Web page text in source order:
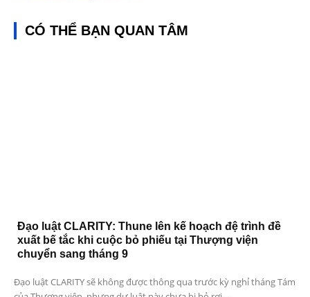
CÓ THỂ BẠN QUAN TÂM
Đạo luật CLARITY: Thune lên kế hoạch đệ trình đề
xuất bế tắc khi cuộc bỏ phiếu tại Thượng viện
chuyển sang tháng 9
Đạo luật CLARITY sẽ không được thông qua trước kỳ nghỉ tháng Tám